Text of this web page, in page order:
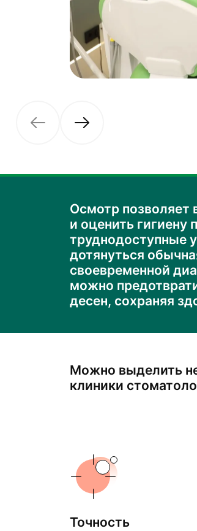
Осмотр позволяет
и оценить гигиену
труднодоступные
дотянуться
своевременной
можно
десен, сохраняя
Можно выделить
клиники
Точность